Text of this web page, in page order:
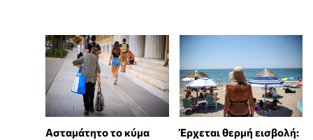
Ασταμάτητο το κύμα
Έρχεται θερμή εισβολή: